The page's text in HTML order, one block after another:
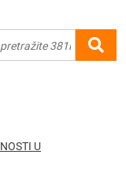
U